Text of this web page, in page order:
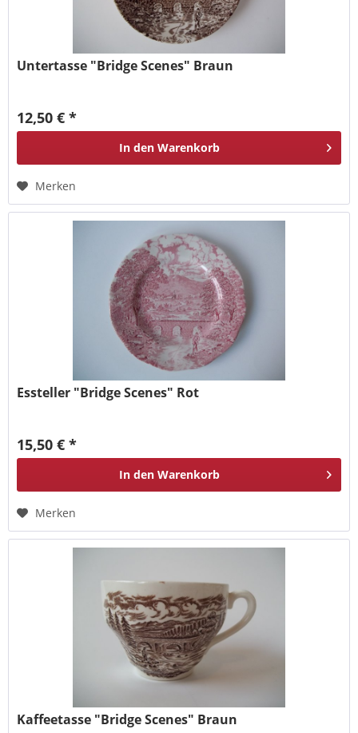
Untertasse "Bridge Scenes" Braun
12,50 € *
In den Warenkorb
Merken
Essteller "Bridge Scenes" Rot
15,50 € *
In den Warenkorb
Merken
Kaffeetasse "Bridge Scenes" Braun